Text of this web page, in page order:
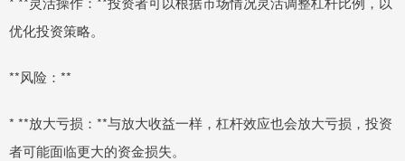
优化投资策略。
**风险：**
* **放大亏损：**与放大收益一样，杠杆效应也会放大亏损，投资
者可能面临更大的资金损失。